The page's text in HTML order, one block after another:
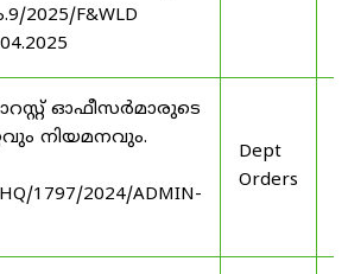
2025/F&WLD
ഓഫീസർമാരുടെ
നിയമനവും.
1797/2024/ADMIN-
Dept
Orders